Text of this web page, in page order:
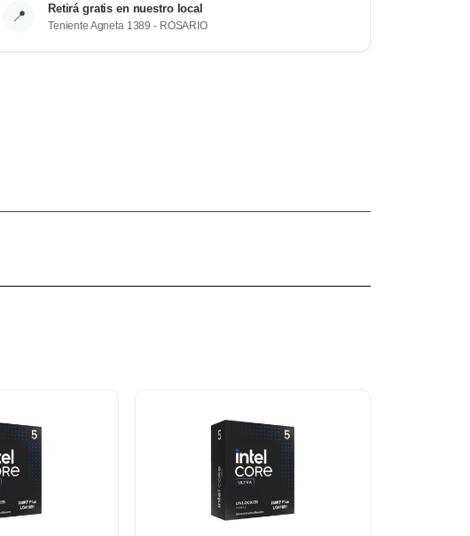
📍 Retirá gratis en nuestro local
Teniente Agneta 1389 - ROSARIO